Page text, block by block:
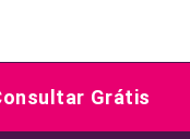
Grátis